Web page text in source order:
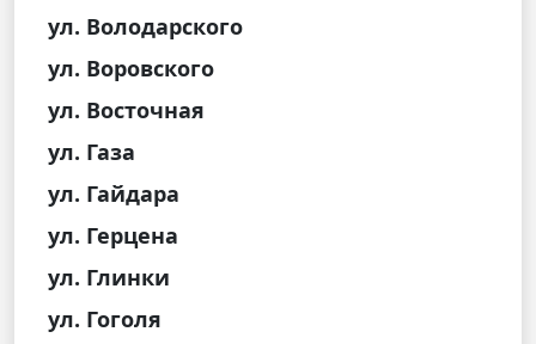
ул. Володарского
ул. Воровского
ул. Восточная
ул. Газа
ул. Гайдара
ул. Герцена
ул. Глинки
ул. Гоголя